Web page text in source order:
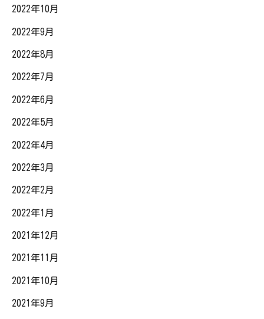
2022年10月
2022年9月
2022年8月
2022年7月
2022年6月
2022年5月
2022年4月
2022年3月
2022年2月
2022年1月
2021年12月
2021年11月
2021年10月
2021年9月